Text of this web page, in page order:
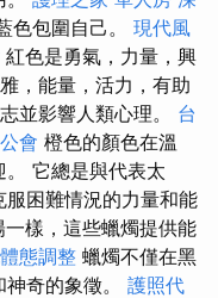
色包圍自己。 現代風
紅色是勇氣，力量，興
，能量，活力，有助
並影響人類心理。 台
會 橙色的顏色在溫
它總是與代表太
困難情況的力量和能
一樣，這些蠟燭提供能
態調整 蠟燭不僅在黑
奇的象徵。 護照代